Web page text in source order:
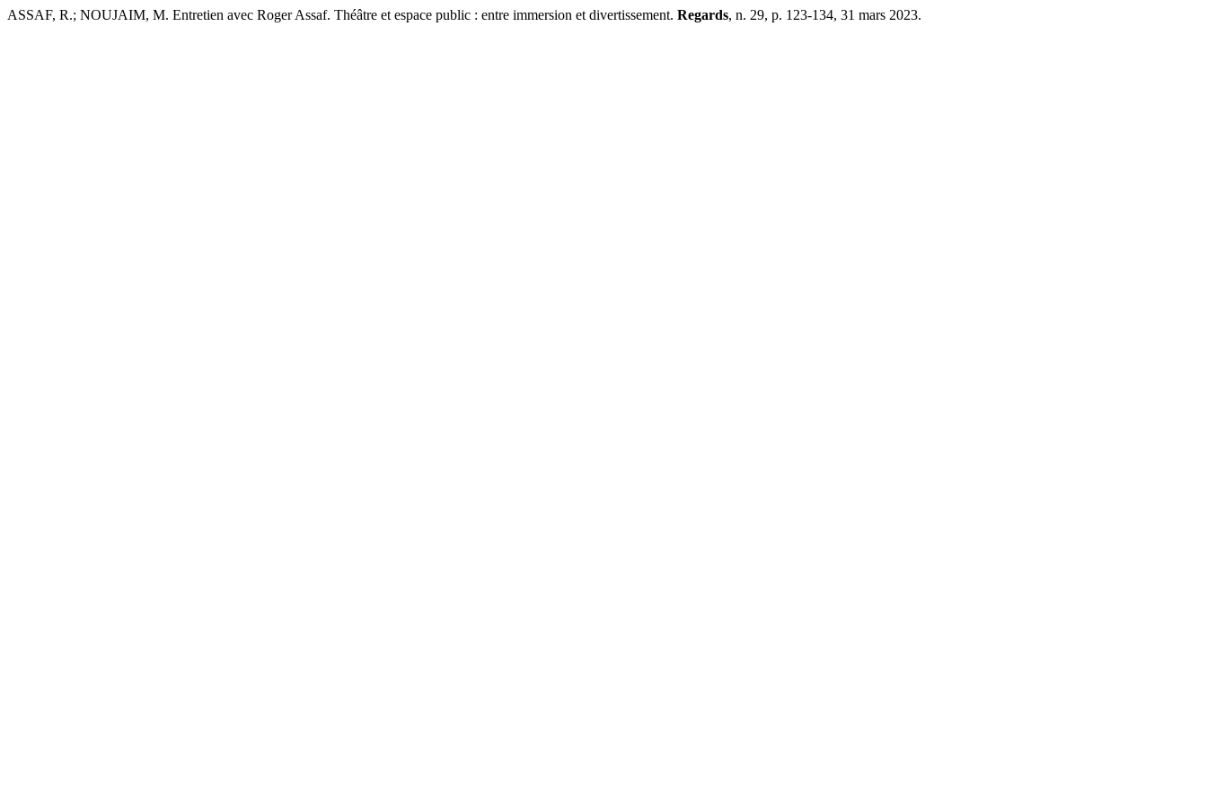
ASSAF, R.; NOUJAIM, M. Entretien avec Roger Assaf. Théâtre et espace public : entre immersion et divertissement. Regards, n. 29, p. 123-134, 31 mars 2023.